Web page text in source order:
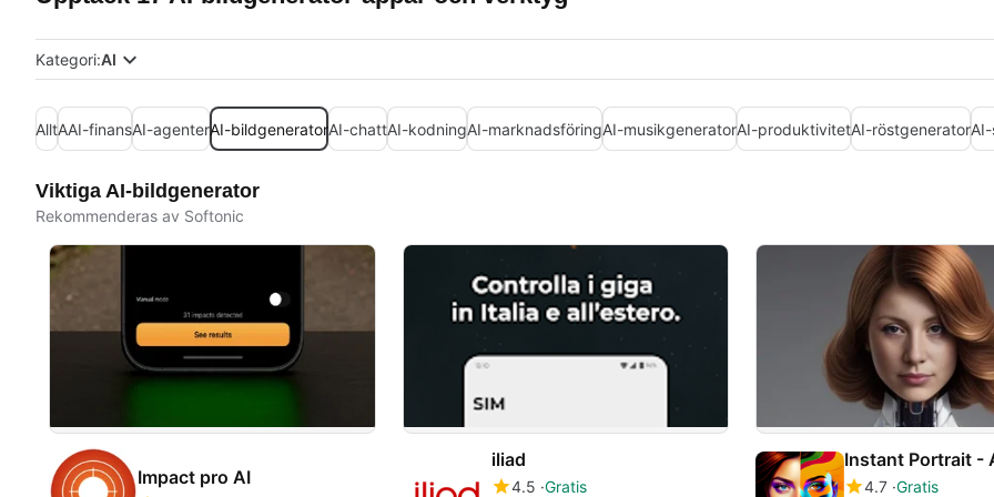
Kategori:AI
AlltAAI-finansAI-agenterAI-bildgeneratorAI-chattAI-kodningAI-marknadsföringAI-musikgeneratorAI-produktivitetAI-röstgenerator
Viktiga AI-bildgenerator
Rekommenderas av Softonic
Impact pro AI
iliad
4.5 Gratis
Instant Portrait -
4.7 Gratis